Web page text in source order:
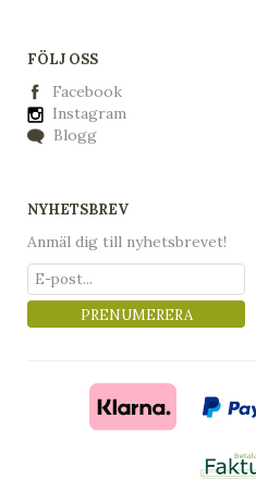
FÖLJ OSS
Facebook
Instagram
Blogg
NYHETSBREV
Anmäl dig till nyhetsbrevet!
PRENUMERERA